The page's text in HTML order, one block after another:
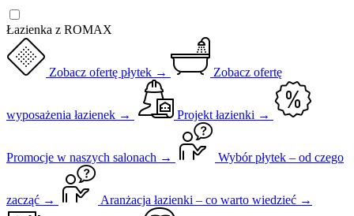
Łazienka z ROMAX
Zobacz ofertę płytek → Zobacz ofertę
wyposażenia łazienek → Projekt łazienki →
Promocje w naszych salonach → Wybór płytek – od czego
zacząć → Aranżacja łazienki – co warto wiedzieć →